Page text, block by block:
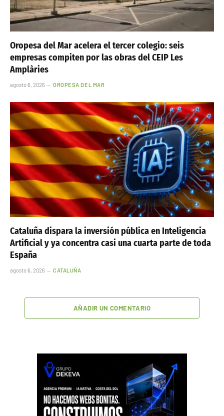
Oropesa del Mar acelera el tercer colegio: seis
empresas compiten por las obras del CEIP Les
Amplàries
agosto 6, 2026 OROPESA DEL MAR
Cataluña dispara la inversión pública en Inteligencia
Artificial y ya concentra casi una cuarta parte de toda
España
agosto 6, 2026 CATALUÑA
AÑADIR UN COMENTARIO